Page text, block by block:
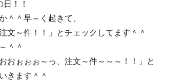
！！
＾早～く起きて、
文～件！！」とチェックしてます＾＾
＾＾
おぉぉぉ～っ、注文～件～～～！！」と
きます＾＾